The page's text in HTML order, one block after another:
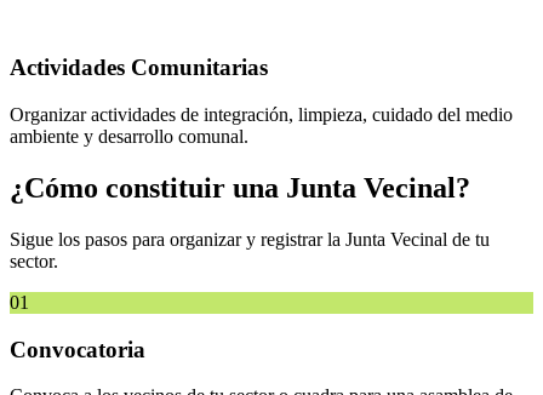
Actividades Comunitarias
Organizar actividades de integración, limpieza, cuidado del medio
ambiente y desarrollo comunal.
¿Cómo constituir una Junta Vecinal?
Sigue los pasos para organizar y registrar la Junta Vecinal de tu
sector.
01
Convocatoria